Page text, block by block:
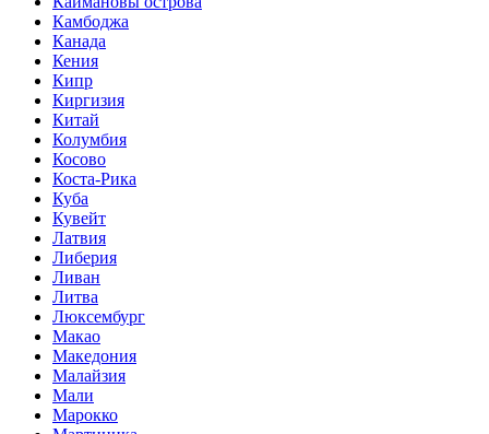
Камбоджа
Канада
Кения
Кипр
Киргизия
Китай
Колумбия
Косово
Коста-Рика
Куба
Кувейт
Латвия
Либерия
Ливан
Литва
Люксембург
Макао
Македония
Малайзия
Мали
Марокко